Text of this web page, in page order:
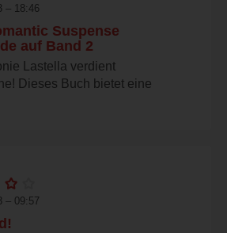
– 18:46
Suspense
auf Band 2
Lastella verdient
Dieses Buch bietet eine
– 09:57